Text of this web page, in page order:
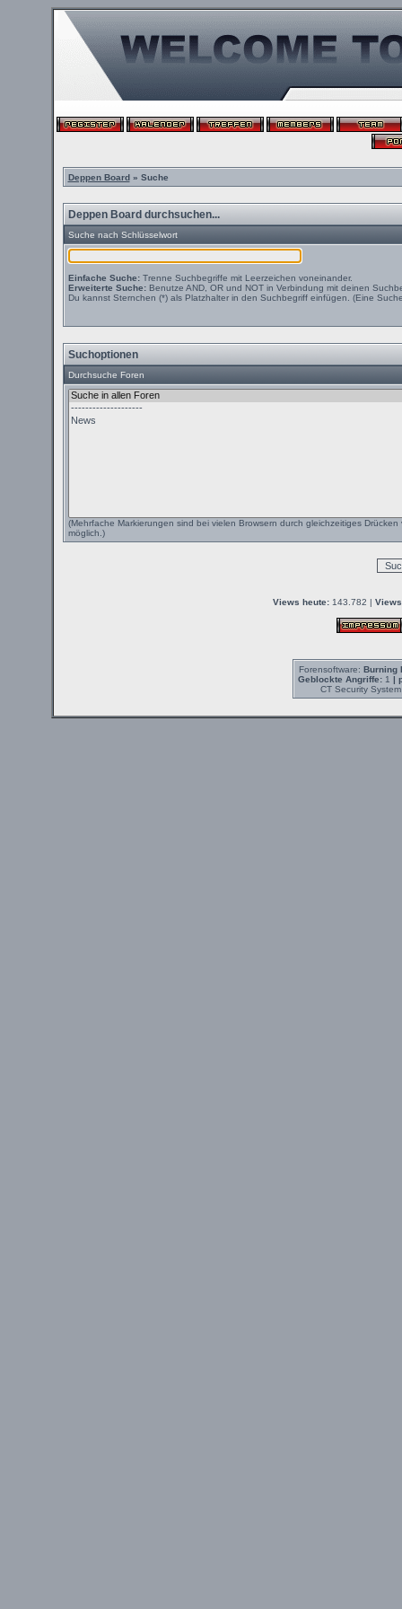
Deppen Board» Suche
Deppen Board durchsuchen...
Suche nach Schlüsselwort
Einfache Suche:Trenne Suchbegriffe mit Leerzeichen voneinander.
Erweiterte Suche:Benutze AND, OR und NOT in Verbindung mit deinen
Du kannst Sternchen (*) als Platzhalter in den Suchbegriff einfügen. (Eine
Suchoptionen
Durchsuche Foren
(Mehrfache Markierungen sind bei vielen Browsern durch gleichzeitiges Drücken
möglich.)
Views heute: 143.782 |
Forensoftware: Burning
Geblockte Angriffe:1 |
CT Security